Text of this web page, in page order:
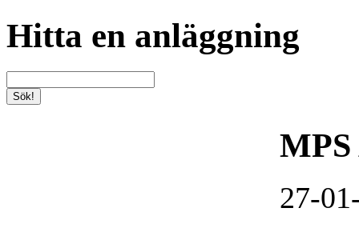
Hitta en anläggning
27-